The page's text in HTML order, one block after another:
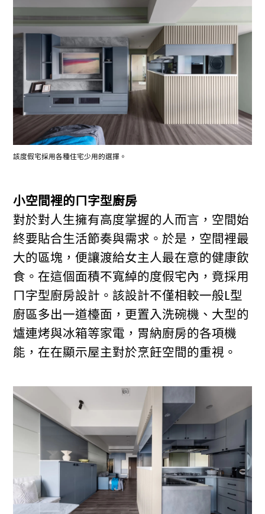
該度假宅採用各種住宅少用的選擇。
小空間裡的ㄇ字型廚房
對於對人生擁有高度掌握的人而言，空間始
終要貼合生活節奏與需求。於是，空間裡最
大的區塊，便讓渡給女主人最在意的健康飲
食。在這個面積不寬綽的度假宅內，竟採用
ㄇ字型廚房設計。該設計不僅相較一般L型
廚區多出一道檯面，更置入洗碗機、大型的
爐連烤與冰箱等家電，胃納廚房的各項機
能，在在顯示屋主對於烹飪空間的重視。